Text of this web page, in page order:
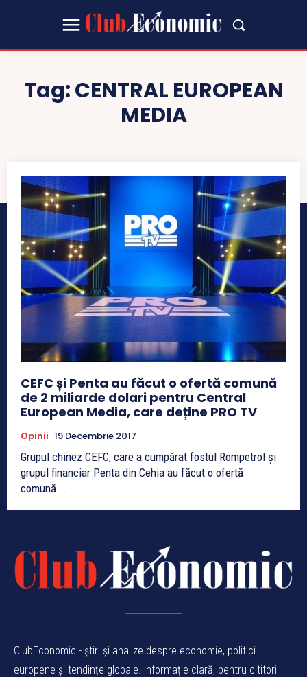
Tag:CENTRAL EUROPEAN
MEDIA
CEFC și Penta au făcut o ofertă comună
de 2 miliarde dolari pentru Central
European Media, care deține PRO TV
Opinii 19 Decembrie 2017
Grupul chinez CEFC, care a cumpărat fostul Rompetrol și
grupul financiar Penta din Cehia au făcut o ofertă
comună...
ClubEconomic - știri și analize despre economie, politici
europene și tendințe globale. Informație clară, pentru cititori